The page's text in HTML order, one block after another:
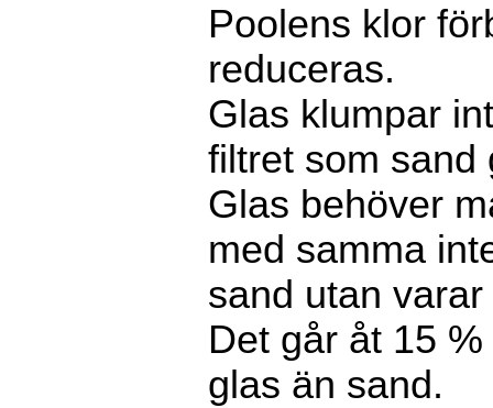
Poolens klor
reduceras.
Glas klumpar
filtret som
Glas behöver
med samma
sand utan
Det går åt 15
glas än sand.